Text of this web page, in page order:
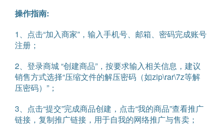
操作指南:
1、点击“加入商家”，输入手机号、邮箱、密码完成账号
注册；
2、登录商城 “创建商品”，按要求输入相关信息，建议
销售方式选择“压缩文件的解压密码（如zip\rar\7z等解
压密码）”；
3、点击“提交”完成商品创建，点击“我的商品”查看推广
链接，复制推广链接，用于自我的网络推广与售卖；